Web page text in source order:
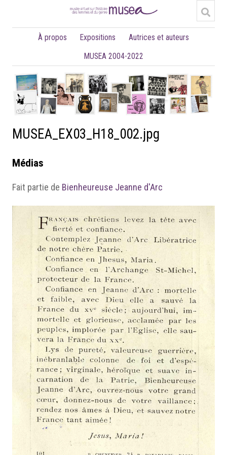
À propos Expositions
Autrices et auteurs
MUSEA 2004-2022
MUSEA_EX03_H18_002.jpg
Médias
Fait partie de Bienheureuse Jeanne d'Arc